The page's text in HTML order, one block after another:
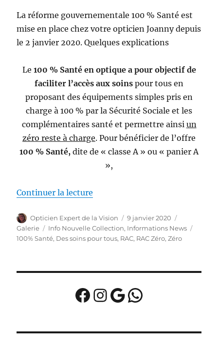
La réforme gouvernementale 100 % Santé est
mise en place chez votre opticien Joanny depuis
le 2 janvier 2020. Quelques explications
Le 100 % Santé en optique a pour objectif de
faciliter l’accès aux soins pour tous en
proposant des équipements simples pris en
charge à 100 % par la Sécurité Sociale et les
complémentaires santé et permettre ainsi un
zéro reste à charge. Pour bénéficier de l’offre
100 % Santé, dite de « classe A » ou « panier A
»,
Continuer la lecture
Auteur
Opticien Expert de la Vision
Publié
le
9 janvier 2020
Galerie
Catégories
Info Nouvelle Collection, Informations News
100% Santé, Des soins pour tous, RAC, RAC Zéro,Zéro
Facebook
Instagram
Google
WhatsApp